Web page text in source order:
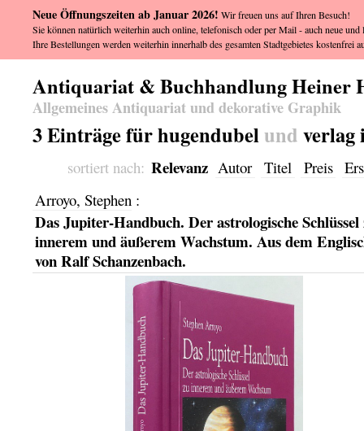
Antiquariat & Buchhandlung Heiner
Allgemeines Antiquariat und dekorative Graphik
3 Einträge für hugendubelund verlag
sortiert nach: Relevanz Autor Titel Preis
Arroyo, Stephen:
Das Jupiter-Handbuch. Der astrologische Schlüssel
innerem und äußerem Wachstum. Aus dem
von Ralf Schanzenbach.
Neue Öffnungszeiten ab Januar 2026! Wir freuen uns auf Ihren Besuch!
Sie können natürlich weiterhin auch online, telefonisch oder per Mail - auch neue
Ihre Bestellungen werden weiterhin innerhalb des gesamten Stadtgebietes kostenfrei